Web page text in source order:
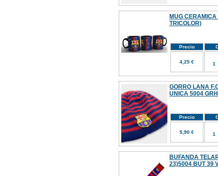
MUG
TRICOLOR)
Precio
4,25 €
GORRO LANA
UNICA 5004
Precio
5,90 €
BUFANDA
23)5004 BUT 39